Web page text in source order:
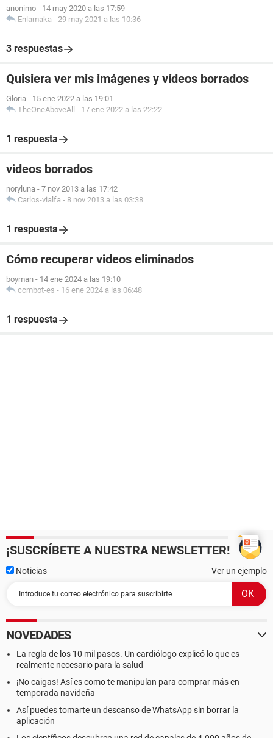
anonimo - 14 may 2020 a las 17:59
Enlamaka - 29 may 2021 a las 10:36
3 respuestas
Quisiera ver mis imágenes y vídeos borrados
Gloria - 15 ene 2022 a las 19:01
TheOneAboveAll - 17 ene 2022 a las 22:22
1 respuesta
videos borrados
noryluna - 7 nov 2013 a las 17:42
Carlos-vialfa - 8 nov 2013 a las 03:38
1 respuesta
Cómo recuperar videos eliminados
boyman - 14 ene 2024 a las 19:10
ccmbot-es - 16 ene 2024 a las 06:48
1 respuesta
¡SUSCRÍBETE A NUESTRA NEWSLETTER!
Noticias Ver un ejemplo
NOVEDADES
La regla de los 10 mil pasos. Un cardiólogo explicó lo que es
realmente necesario para la salud
¡No caigas! Así es como te manipulan para comprar más en
temporada navideña
Así puedes tomarte un descanso de WhatsApp sin borrar la
aplicación